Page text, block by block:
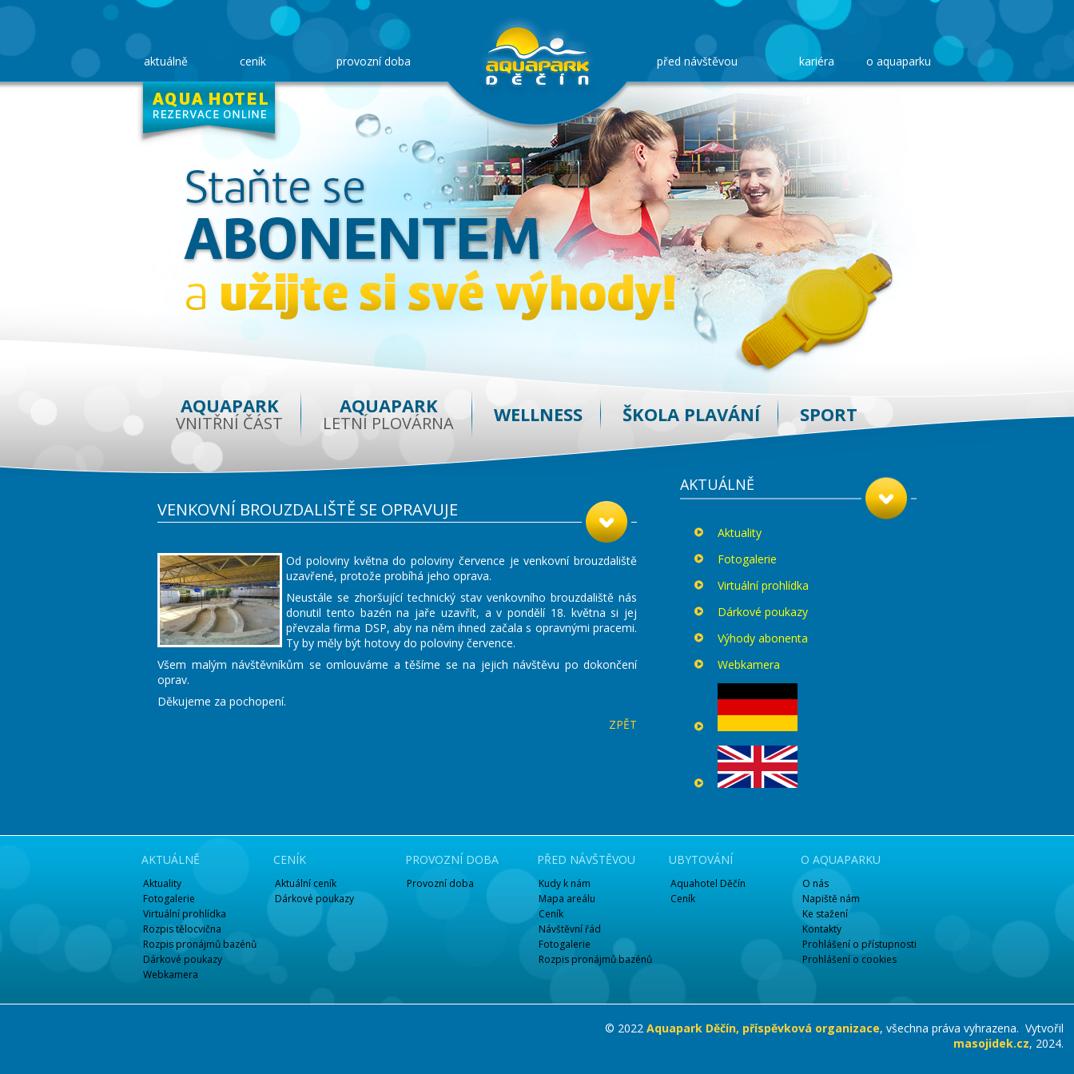
aktuálně ceník provozní doba před návštěvou kariéra o aquaparku
AQUAPARK
VNITŘNÍ ČÁST
AQUAPARK
LETNÍ PLOVÁRNA WELLNESS ŠKOLA PLAVÁNÍ SPORT
VENKOVNÍ BROUZDALIŠTĚ SE OPRAVUJE
Od poloviny května do poloviny července je venkovní brouzdaliště
uzavřené, protože probíhá jeho oprava.
Neustále se zhoršující technický stav venkovního brouzdaliště nás
donutil tento bazén na jaře uzavřít, a v pondělí 18. května si jej
převzala firma DSP, aby na něm ihned začala s opravnými pracemi.
Ty by měly být hotovy do poloviny července.
Všem malým návštěvníkům se omlouváme a těšíme se na jejich návštěvu po dokončení
oprav.
Děkujeme za pochopení.
ZPĚT
AKTUÁLNĚ
Aktuality
Fotogalerie
Virtuální prohlídka
Dárkové poukazy
Výhody abonenta
Webkamera
AKTUÁLNĚ
Aktuality
Fotogalerie
Virtuální prohlídka
Rozpis tělocvična
Rozpis pronájmů bazénů
Dárkové poukazy
Webkamera
CENÍK
Aktuální ceník
Dárkové poukazy
PROVOZNÍ DOBA
Provozní doba
PŘED NÁVŠTĚVOU
Kudy k nám
Mapa areálu
Ceník
Návštěvní řád
Fotogalerie
Rozpis pronájmů bazénů
UBYTOVÁNÍ
Aquahotel Děčín
Ceník
O AQUAPARKU
O nás
Napiště nám
Ke stažení
Kontakty
Prohlášení o přístupnosti
Prohlášení o cookies
© 2022 Aquapark Děčín, příspěvková organizace, všechna práva vyhrazena. Vytvořil
masojidek.cz, 2024.